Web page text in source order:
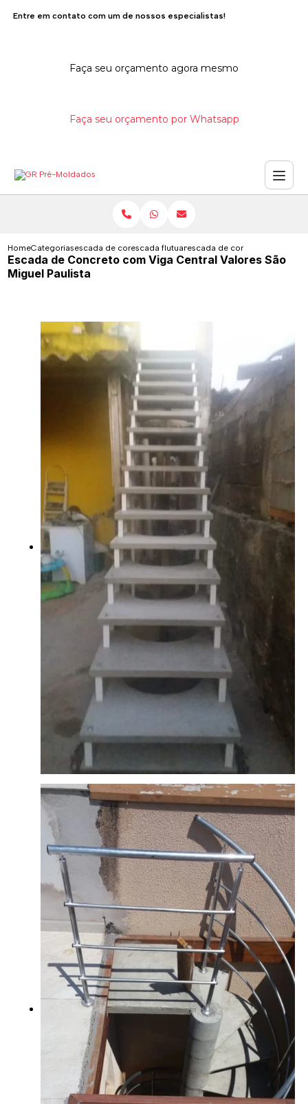
Entre em contato com um de nossos especialistas!
Faça seu orçamento agora mesmo
Faça seu orçamento por Whatsapp
HomeCategoriasescada de concretoescada flutuante de concretoescada de concreto com viga
Escada de Concreto com Viga Central Valores São
Miguel Paulista